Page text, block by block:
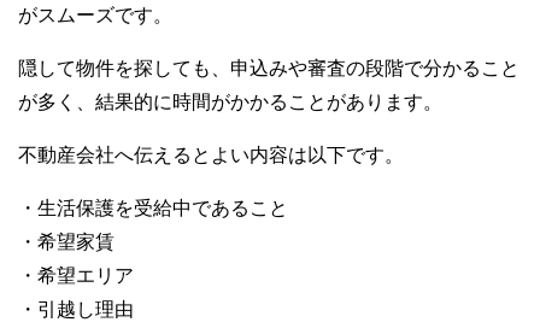
がスムーズです。
隠して物件を探しても、申込みや審査の段階で分かること
が多く、結果的に時間がかかることがあります。
不動産会社へ伝えるとよい内容は以下です。
・生活保護を受給中であること
・希望家賃
・希望エリア
・引越し理由